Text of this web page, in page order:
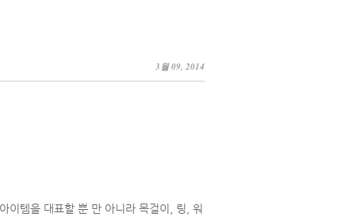
3월 09, 2014
이템을 대표할 뿐 만 아니라 목걸이, 링, 워